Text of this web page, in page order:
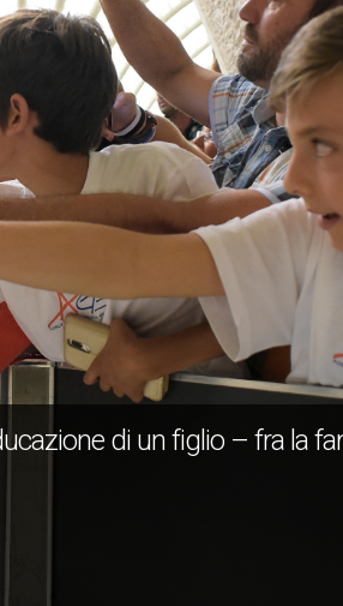
di un figlio – fra la